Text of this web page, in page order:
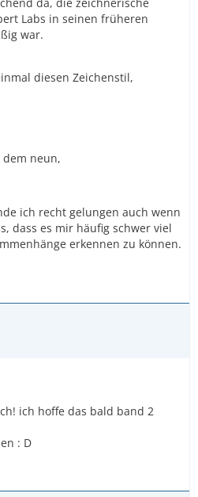
Labs in seinen früheren
war.
diesen Zeichenstil,
dem neun,
ich recht gelungen auch wenn
dass es mir häufig schwer viel
erkennen zu können.
ich hoffe das bald band 2
: D